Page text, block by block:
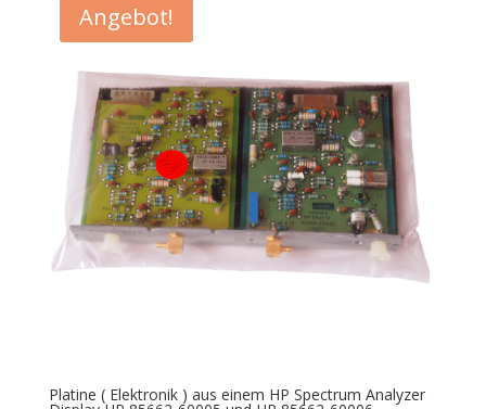
Angebot!
Platine ( Elektronik ) aus einem HP Spectrum Analyzer